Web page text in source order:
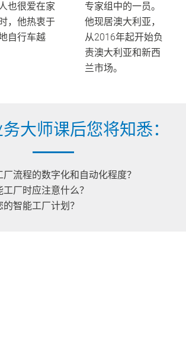
也很爱在家
，他热衷于
自行车越
专家组中的一员。
他现居澳大利亚，
从2016年起开始负
责澳大利亚和新西
兰市场。
大师课后您将知悉：
流程的数字化和自动化程度？
厂时应注意什么？
智能工厂计划？